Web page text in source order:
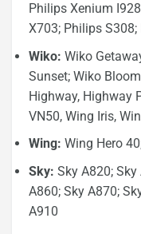
Philips Xenium
X703; Philips
Wiko: Wiko
Sunset; Wiko
Highway, Highway
VN50, Wing Iris,
Wing: Wing Hero
Sky: Sky A820; Sky
A860; Sky A870;
A910